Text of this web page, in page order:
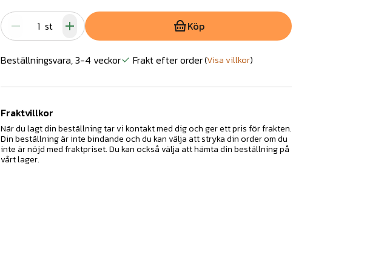
st Köp
Beställningsvara, 3-4 veckor Frakt efter order(Visa villkor)
Fraktvillkor
När du lagt din beställning tar vi kontakt med dig och ger ett pris för frakten.
Din beställning är inte bindande och du kan välja att stryka din order om du
inte är nöjd med fraktpriset. Du kan också välja att hämta din beställning på
vårt lager.